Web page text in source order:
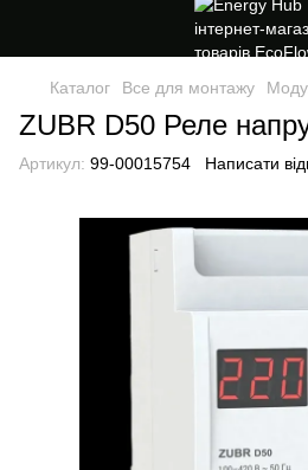
Каталог Все для монтажу
ZUBR D50 Реле
Артикул: 99-00015754 Написати